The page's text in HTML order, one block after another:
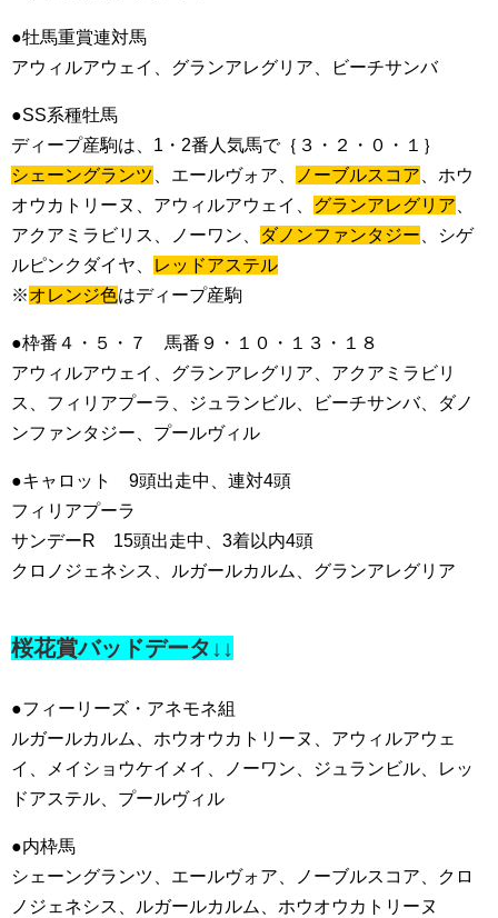
●牡馬重賞連対馬
アウィルアウェイ、グランアレグリア、ビーチサンバ
●SS系種牡馬
ディープ産駒は、1・2番人気馬で｛３・２・０・１｝
シェーングランツ 、エールヴォア、 ノーブルスコア 、ホウ
オウカトリーヌ、アウィルアウェイ、 グランアレグリア
アクアミラビリス、ノーワン、
ダノンファンタジー 、シゲ
ルピンクダイヤ、
レッドアステル
※オレンジ色はディープ産駒
●枠番４・５・７ 馬番９・１０・１３・１８
アウィルアウェイ、グランアレグリア、アクアミラビリ
ス、フィリアプーラ、ジュランビル、ビーチサンバ、ダノ
ンファンタジー、プールヴィル
●キャロット 9頭出走中、連対4頭
フィリアプーラ
サンデーR 15頭出走中、3着以内4頭
クロノジェネシス、ルガールカルム、グランアレグリア
桜花賞バッドデータ↓↓
●フィーリーズ・アネモネ組
ルガールカルム、ホウオウカトリーヌ、アウィルアウェ
イ、メイショウケイメイ、ノーワン、ジュランビル、レッ
ドアステル、プールヴィル
●内枠馬
シェーングランツ、エールヴォア、ノーブルスコア、クロ
ノジェネシス、ルガールカルム、ホウオウカトリーヌ